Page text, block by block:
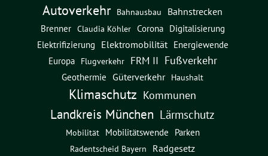
Autoverkehr Bahnausbau
Bahnstrecken
Brenner Claudia Köhler Corona
Digitalisierung
Elektrifizierung
Elektromobilität Energiewende
Europa Flugverkehr FRM II Fußverkehr
Geothermie Güterverkehr Haushalt
Klimaschutz Kommunen
Landkreis München Lärmschutz
Mobilität Mobilitätswende Parken
Radentscheid Bayern Radgesetz